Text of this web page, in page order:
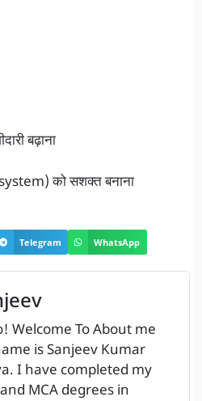
बढ़ाना
को सशक्त बनाना
Telegram WhatsApp
Welcome To About me
is Sanjeev Kumar
I have completed my
MCA degrees in